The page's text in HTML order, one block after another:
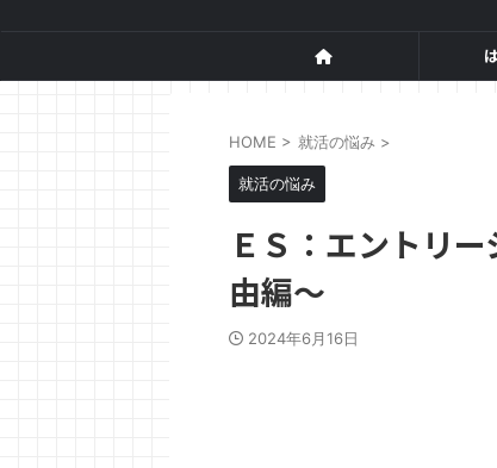
HOME > 就活の悩み >
就活の悩み
ＥＳ：エントリ
由編～
2024年6月16日